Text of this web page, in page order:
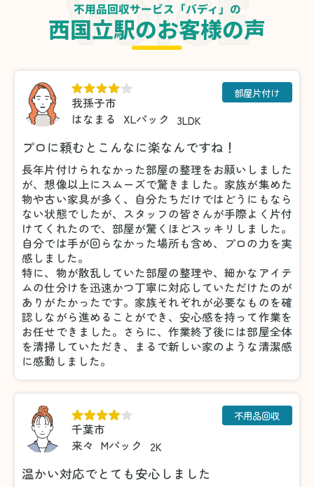
不用品回収サービス「バディ」の
西国立駅のお客様の声
我孫子市
はなまる
XLパック 3LDK
部屋片付け
プロに頼むとこんなに楽なんですね！
長年片付けられなかった部屋の整理をお願いしました
が、想像以上にスムーズで驚きました。家族が集めた
物や古い家具が多く、自分たちだけではどうにもなら
ない状態でしたが、スタッフの皆さんが手際よく片付
けてくれたので、部屋が驚くほどスッキリしました。
自分では手が回らなかった場所も含め、プロの力を実
感しました。
特に、物が散乱していた部屋の整理や、細かなアイテ
ムの仕分けを迅速かつ丁寧に対応していただけたのが
ありがたかったです。家族それぞれが必要なものを確
認しながら進めることができ、安心感を持って作業を
お任せできました。さらに、作業終了後には部屋全体
を清掃していただき、まるで新しい家のような清潔感
に感動しました。
千葉市
来々 Mパック 2K
不用品回収
温かい対応でとても安心しました